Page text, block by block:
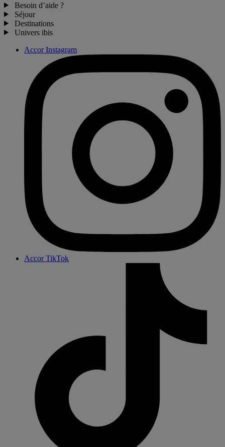
Besoin d’aide ?
Séjour
Destinations
Univers ibis
Accor Instagram
Accor TikTok